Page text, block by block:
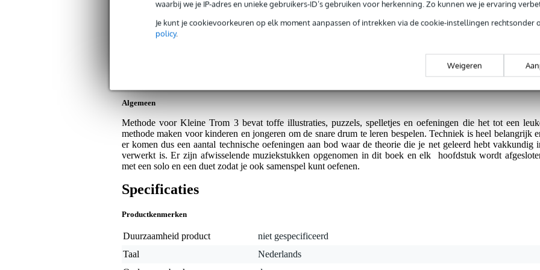
waarbij we je IP-adres en unieke gebruikers-ID’s gebruiken voor herkenning. Zo kunnen we je ervaring
Je kunt je cookievoorkeuren op elk moment aanpassen of intrekken via de cookie-instellingen rechtsonder
policy.
Weigeren
Servicebelofte
Algemeen
Methode voor Kleine Trom 3 bevat toffe illustraties, puzzels, spelletjes en oefeningen die het tot een
methode maken voor kinderen en jongeren om de snare drum te leren bespelen. Techniek is heel belangrijk
er komen dus een aantal technische oefeningen aan bod waar de theorie die je net geleerd hebt vakkundig
verwerkt is. Er zijn afwisselende muziekstukken opgenomen in dit boek en elk hoofdstuk wordt
met een solo en een duet zodat je ook samenspel kunt oefenen.
Specificaties
Productkenmerken
Duurzaamheid product
niet gespecificeerd
Taal
Nederlands